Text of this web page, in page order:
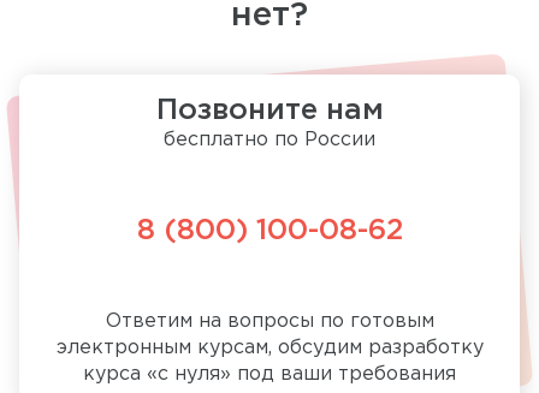
нет?
Позвоните нам
бесплатно по России
8 (800) 100-08-62
Ответим на вопросы по готовым
электронным курсам, обсудим разработку
курса «с нуля» под ваши требования